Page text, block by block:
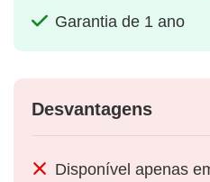
Garantia de 1 ano
Desvantagens
Disponível apenas